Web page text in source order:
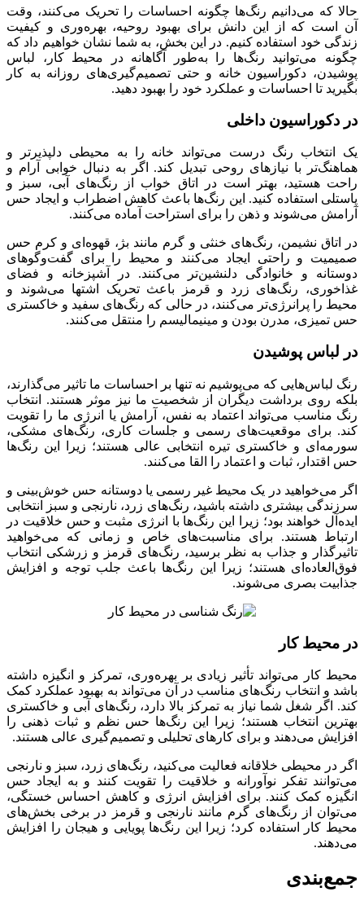
حالا که می‌دانیم رنگ‌ها چگونه احساسات را تحریک می‌کنند، وقت
آن است که از این دانش برای بهبود روحیه، بهره‌وری و کیفیت
زندگی خود استفاده کنیم. در این بخش، به شما نشان خواهیم داد که
چگونه می‌توانید رنگ‌ها را به‌طور آگاهانه در محیط کار، لباس
پوشیدن، دکوراسیون خانه و حتی تصمیم‌گیری‌های روزانه به کار
بگیرید تا احساسات و عملکرد خود را بهبود دهید.
در دکوراسیون داخلی
یک انتخاب رنگ درست می‌تواند خانه را به محیطی دلپذیرتر و
هماهنگ‌تر با نیازهای روحی تبدیل کند. اگر به دنبال خوابی آرام و
راحت هستید، بهتر است در اتاق خواب از رنگ‌های آبی، سبز و
پاستلی استفاده کنید. این رنگ‌ها باعث کاهش اضطراب و ایجاد حس
آرامش می‌شوند و ذهن را برای استراحت آماده می‌کنند.
در اتاق نشیمن، رنگ‌های خنثی و گرم مانند بژ، قهوه‌ای و کرم حس
صمیمیت و راحتی ایجاد می‌کنند و محیط را برای گفت‌وگوهای
دوستانه و خانوادگی دلنشین‌تر می‌کنند. در آشپزخانه و فضای
غذاخوری، رنگ‌های زرد و قرمز باعث تحریک اشتها می‌شوند و
محیط را پرانرژی‌تر می‌کنند، در حالی که رنگ‌های سفید و خاکستری
حس تمیزی، مدرن بودن و مینیمالیسم را منتقل می‌کنند.
در لباس پوشیدن
رنگ لباس‌هایی که می‌پوشیم نه تنها بر احساسات ما تاثیر می‌گذارند،
بلکه روی برداشت دیگران از شخصیت ما نیز موثر هستند. انتخاب
رنگ مناسب می‌تواند اعتماد به نفس، آرامش یا انرژی ما را تقویت
کند. برای موقعیت‌های رسمی و جلسات کاری، رنگ‌های مشکی،
سورمه‌ای و خاکستری تیره انتخابی عالی هستند؛ زیرا این رنگ‌ها
حس اقتدار، ثبات و اعتماد را القا می‌کنند.
اگر می‌خواهید در یک محیط غیر رسمی یا دوستانه حس خوش‌بینی و
سرزندگی بیشتری داشته باشید، رنگ‌های زرد، نارنجی و سبز انتخابی
ایده‌آل خواهند بود؛ زیرا این رنگ‌ها با انرژی مثبت و حس خلاقیت در
ارتباط هستند. برای مناسبت‌های خاص و زمانی که می‌خواهید
تاثیرگذار و جذاب به نظر برسید، رنگ‌های قرمز و زرشکی انتخاب
فوق‌العاده‌ای هستند؛ زیرا این رنگ‌ها باعث جلب توجه و افزایش
جذابیت بصری می‌شوند.
در محیط کار
محیط کار می‌تواند تأثیر زیادی بر بهره‌وری، تمرکز و انگیزه داشته
باشد و انتخاب رنگ‌های مناسب در آن می‌تواند به بهبود عملکرد کمک
کند. اگر شغل شما نیاز به تمرکز بالا دارد، رنگ‌های آبی و خاکستری
بهترین انتخاب هستند؛ زیرا این رنگ‌ها حس نظم و ثبات ذهنی را
افزایش می‌دهند و برای کارهای تحلیلی و تصمیم‌گیری عالی هستند.
اگر در محیطی خلاقانه فعالیت می‌کنید، رنگ‌های زرد، سبز و نارنجی
می‌توانند تفکر نوآورانه و خلاقیت را تقویت کنند و به ایجاد حس
انگیزه کمک کنند. برای افزایش انرژی و کاهش احساس خستگی،
می‌توان از رنگ‌های گرم مانند نارنجی و قرمز در برخی بخش‌های
محیط کار استفاده کرد؛ زیرا این رنگ‌ها پویایی و هیجان را افزایش
می‌دهند.
جمع‌بندی